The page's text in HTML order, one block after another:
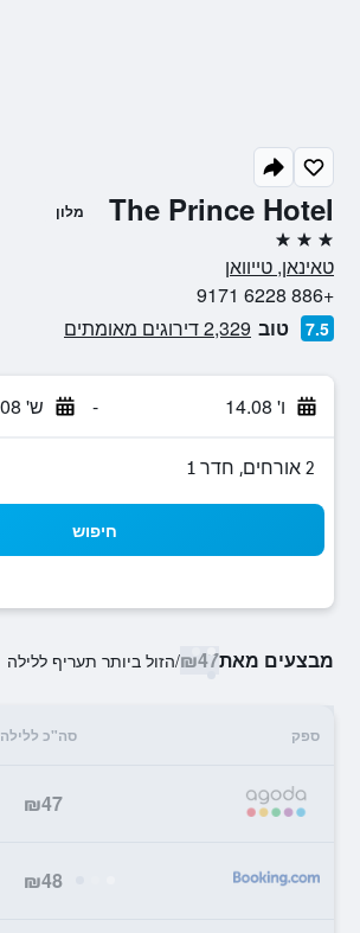
The Prince Hotel מלון
3 כוכבים
טאינאן, טייוואן
+886 6228 9171
7.5 טוב 2,329 דירוגים מאומתים
ו' 14.08 - ש' 15.08
2 אורחים, חדר 1
חיפוש
מבצעים מאת₪47
/הזול ביותר תעריף ללילה
ספק סה"כ ללילה
₪47
₪48